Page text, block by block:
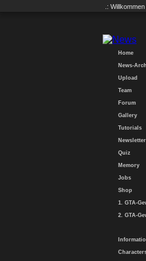
.:
Home
News-
Upload
Team
Forum
Gallery
Tutorials
Newsletter
Quiz
Memory
Jobs
Shop
1. GTA-
2. GTA-